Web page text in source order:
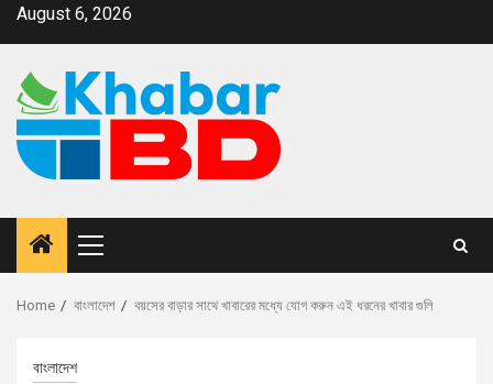
August 6, 2026
Home বাংলাদেশ বয়সের বাড়ার সাথে খাবারের মধ্যে যোগ করুন এই ধরনের খাবার গুলি
বাংলাদেশ